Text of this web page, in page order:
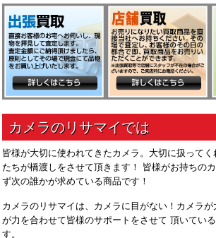
皆様が大切に使われてきたカメラ。大切に扱って
たちが橋渡しをさせて頂きます！ 皆様がお持ちの
ず次の誰かが求めている商品です！
カメラのリサマイは、カメラに目がない！カメラ
が力を合わせて皆様のサポートをさせて 頂いてい
す。